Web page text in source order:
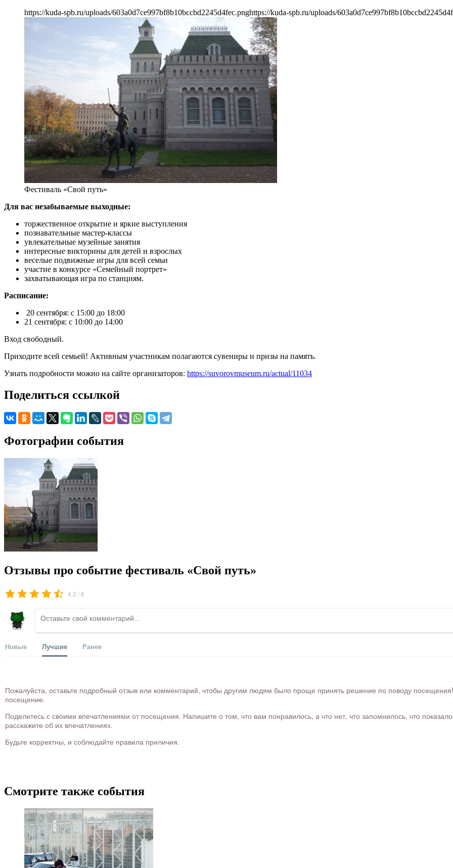
https://kuda-spb.ru/uploads/603a0d7ce997bf8b10bccbd2245d4fec.pnghttps://kuda-spb.ru/uploads/
Фестиваль «Свой путь»
Для вас незабываемые выходные:
торжественное открытие и яркие выступления
познавательные мастер-классы
увлекательные музейные занятия
интересные викторины для детей и взрослых
веселые подвижные игры для всей семьи
участие в конкурсе «Семейный портрет»
захватывающая игра по станциям.
Расписание:
20 сентября: с 15:00 до 18:00
21 сентября: с 10:00 до 14:00
Вход свободный.
Приходите всей семьей! Активным участникам полагаются сувениры и призы на память.
Узнать подробности можно на сайте организаторов: https://suvorovmuseum.ru/actual/11034
Поделиться ссылкой
Фотографии события
Отзывы про событие фестиваль «Свой путь»
4.2 /6
Новые Лучшие Ранее
Пожалуйста, оставьте подробный отзыв или комментарий, чтобы другим людям было проще принять решение по поводу посещения!
посещение.
Поделитесь с своими впечатлениями от посещения. Напишите о том, что вам понравилось, а что нет, что запомнилось, что
расскажите об их впечатлениях.
Будьте корректны, и соблюдайте правила приличия.
Смотрите также события